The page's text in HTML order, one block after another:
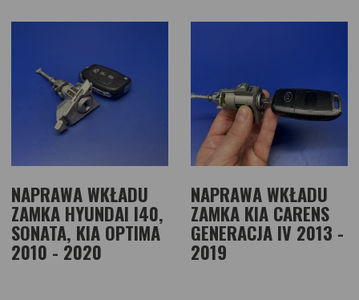
NAPRAWA WKŁADU
ZAMKA HYUNDAI I40,
SONATA, KIA OPTIMA
2010 - 2020
NAPRAWA WKŁADU
ZAMKA KIA CARENS
GENERACJA IV 2013 -
2019